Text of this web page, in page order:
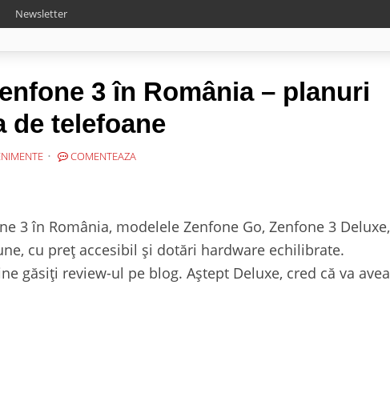
Newsletter
3 în România – planuri
de telefoane
COMENTEAZA
3 în România, modelele Zenfone Go, Zenfone 3 Deluxe,
cu preț accesibil și dotări hardware echilibrate.
găsiți review-ul pe blog. Aștept Deluxe, cred că va avea